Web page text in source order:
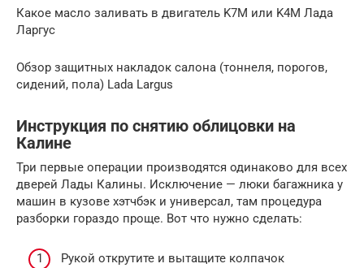
Какое масло заливать в двигатель K7M или K4M Лада
Ларгус
Обзор защитных накладок салона (тоннеля, порогов,
сидений, пола) Lada Largus
Инструкция по снятию облицовки на
Калине
Три первые операции производятся одинаково для всех
дверей Лады Калины. Исключение — люки багажника у
машин в кузове хэтчбэк и универсал, там процедура
разборки гораздо проще. Вот что нужно сделать:
Рукой открутите и вытащите колпачок